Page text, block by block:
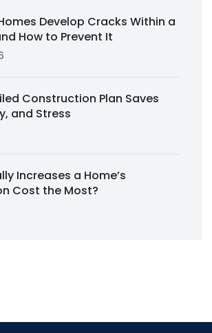
Develop Cracks Within a
How to Prevent It
Construction Plan Saves
and Stress
Increases a Home’s
Cost the Most?